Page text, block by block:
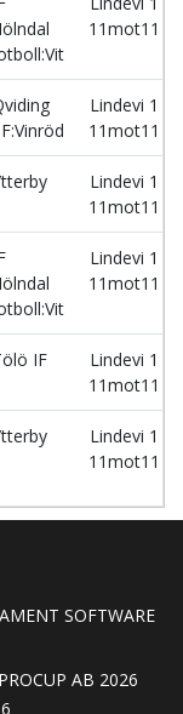
11mot11
Lindevi 1
11mot11
Lindevi 1
11mot11
Lindevi 1
11mot11
IF
Lindevi 1
11mot11
Lindevi 1
11mot11
SOFTWARE
AB 2026